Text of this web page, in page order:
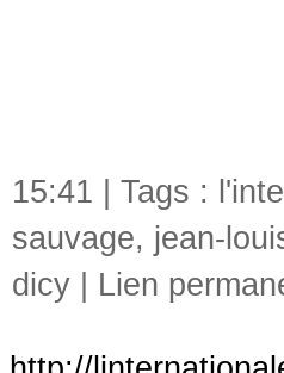
15:41 | Tags :
sauvage, jean-
dicy
Lien